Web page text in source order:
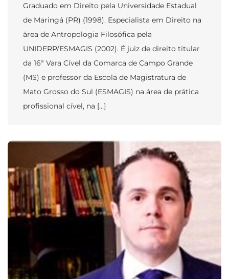
Graduado em Direito pela Universidade Estadual
de Maringá (PR) (1998). Especialista em Direito na
área de Antropologia Filosófica pela
UNIDERP/ESMAGIS (2002). É juiz de direito titular
da 16ª Vara Cível da Comarca de Campo Grande
(MS) e professor da Escola de Magistratura de
Mato Grosso do Sul (ESMAGIS) na área de prática
profissional cível, na […]